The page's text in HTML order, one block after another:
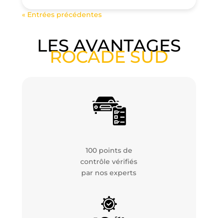
« Entrées précédentes
LES AVANTAGES
ROCADE SUD
100 points de
contrôle vérifiés
par nos experts